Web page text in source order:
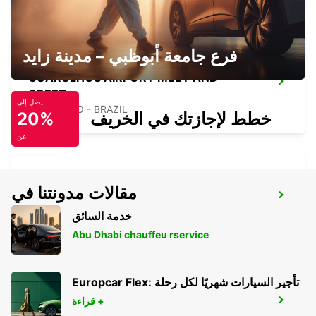
GUARULHOS AIRPORT MEET AND
GREET
SAO PAULO - BRAZIL
SALTO CITY
SALTO - URUGUAY
DURAZNO CITY
فرع جامعة أبوظبي – مدينة زايد
يصل إلى
20%
عن
خطط لإجازتك في الخريف
مقالات مدونتنا في
خدمة السائق
Abu Dhabi chauffeu rservice
Europcar Flex: تأجير السيارات شهريًا لكل رحلة
قراءة +